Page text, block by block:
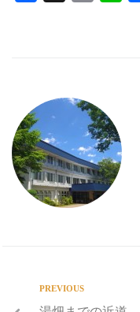
o
o
k
PREVIOUS